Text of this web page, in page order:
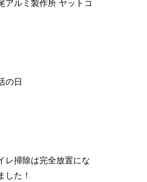
アルミ製作所 ヤットコ
の日
レ掃除は完全放置にな
した！